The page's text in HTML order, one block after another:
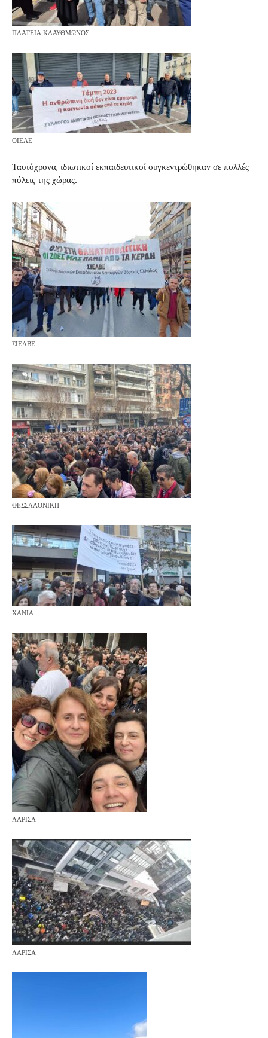
ΠΛΑΤΕΙΑ ΚΛΑΥΘΜΩΝΟΣ
ΟΙΕΛΕ
Ταυτόχρονα, ιδιωτικοί εκπαιδευτικοί συγκεντρώθηκαν σε πολλές
πόλεις της χώρας.
ΣΙΕΛΒΕ
ΘΕΣΣΑΛΟΝΙΚΗ
ΧΑΝΙΑ
ΛΑΡΙΣΑ
ΛΑΡΙΣΑ